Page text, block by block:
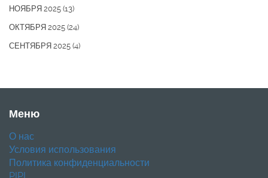
НОЯБРЯ 2025 (13)
ОКТЯБРЯ 2025 (24)
СЕНТЯБРЯ 2025 (4)
Меню
О нас
Условия использования
Политика конфиденциальности
PIPL